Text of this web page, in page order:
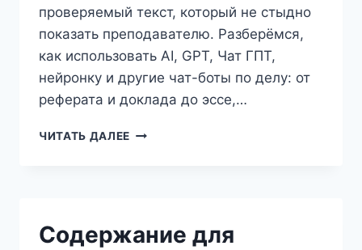
проверяемый текст, который не стыдно
показать преподавателю. Разберёмся,
как использовать AI, GPT, Чат ГПТ,
нейронку и другие чат-боты по делу: от
реферата и доклада до эссе,…
ЧИТАТЬ ДАЛЕЕ НЕЙРОСЕТЬ
ПИСАТЬ
Содержание для